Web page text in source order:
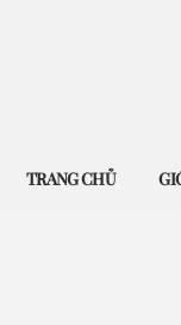
TRANG CHỦ